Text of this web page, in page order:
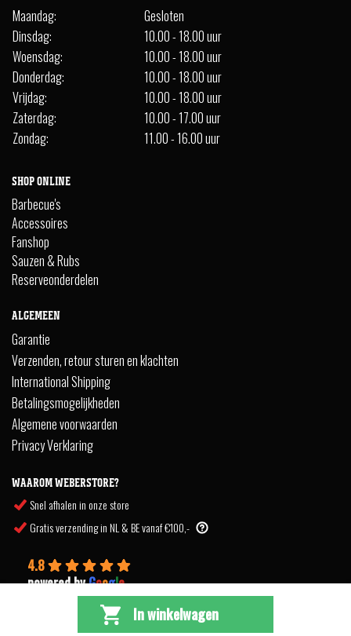
In winkelwagen
Maandag:
Gesloten
Dinsdag:
10.00 - 18.00 uur
Woensdag:
10.00 - 18.00 uur
Donderdag:
10.00 - 18.00 uur
Vrijdag:
10.00 - 18.00 uur
Zaterdag:
10.00 - 17.00 uur
Zondag:
11.00 - 16.00 uur
SHOP ONLINE
Barbecue's
Accessoires
Fanshop
Sauzen & Rubs
Reserveonderdelen
ALGEMEEN
Garantie
Verzenden, retour sturen en klachten
International Shipping
Betalingsmogelijkheden
Algemene voorwaarden
Privacy Verklaring
WAAROM WEBERSTORE?
Snel afhalen in onze store
Gratis verzending in NL & BE vanaf €100,-
4.8
powered byGoogle